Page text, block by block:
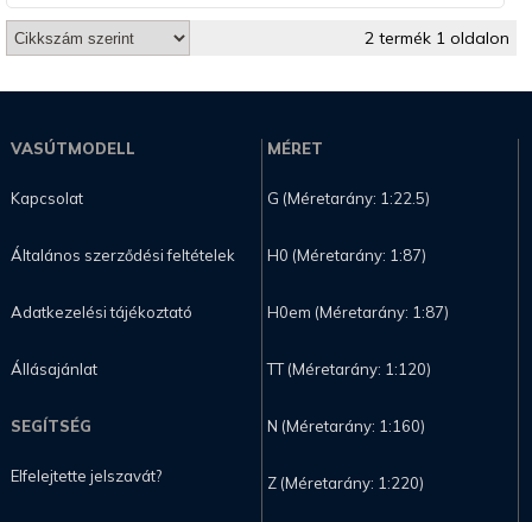
2 termék 1 oldalon
VASÚTMODELL
Kapcsolat
Általános szerződési feltételek
Adatkezelési tájékoztató
Állásajánlat
SEGÍTSÉG
Elfelejtette jelszavát?
MÉRET
G (Méretarány: 1:22.5)
H0 (Méretarány: 1:87)
H0em (Méretarány: 1:87)
TT (Méretarány: 1:120)
N (Méretarány: 1:160)
Z (Méretarány: 1:220)